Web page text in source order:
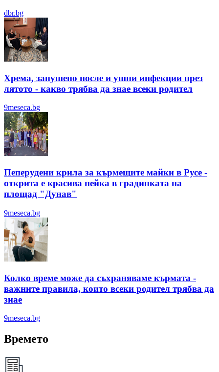
dbr.bg
Хрема, запушено носле и ушни инфекции през
лятотo - какво трябва да знае всеки родител
9meseca.bg
Пеперудени крила за кърмещите майки в Русе -
открита е красива пейка в градинката на
площад "Дунав"
9meseca.bg
Колко време може да съхраняваме кърмата -
важните правила, които всеки родител трябва да
знае
9meseca.bg
Времето